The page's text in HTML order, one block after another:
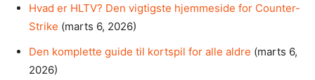
Hvad er HLTV? Den vigtigste hjemmeside for Counter-
Strike (marts 6, 2026)
Den komplette guide til kortspil for alle aldre (marts 6,
2026)